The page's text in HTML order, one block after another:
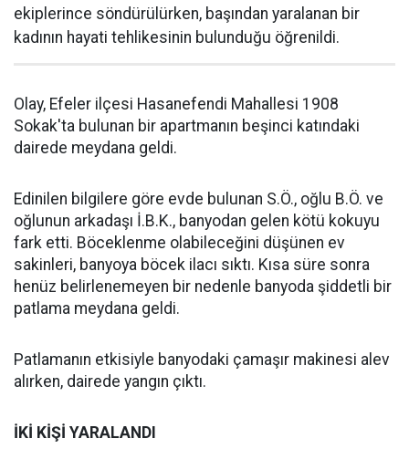
ekiplerince söndürülürken, başından yaralanan bir
kadının hayati tehlikesinin bulunduğu öğrenildi.
Olay, Efeler ilçesi Hasanefendi Mahallesi 1908
Sokak'ta bulunan bir apartmanın beşinci katındaki
dairede meydana geldi.
Edinilen bilgilere göre evde bulunan S.Ö., oğlu B.Ö. ve
oğlunun arkadaşı İ.B.K., banyodan gelen kötü kokuyu
fark etti. Böceklenme olabileceğini düşünen ev
sakinleri, banyoya böcek ilacı sıktı. Kısa süre sonra
henüz belirlenemeyen bir nedenle banyoda şiddetli bir
patlama meydana geldi.
Patlamanın etkisiyle banyodaki çamaşır makinesi alev
alırken, dairede yangın çıktı.
İKİ KİŞİ YARALANDI